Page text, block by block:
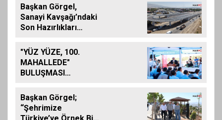
Başkan Görgel,
Sanayi Kavşağı’ndaki
Son Hazırlıkları
"YÜZ YÜZE, 100.
MAHALLEDE"
BULUŞMASI
MAHALLESİ'NDE
GERÇEKLEŞTİRİLDİ
Başkan Görgel;
“Şehrimize